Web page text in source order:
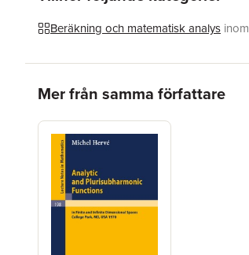
Beräkning och matematisk analys inom
Mer från samma författare